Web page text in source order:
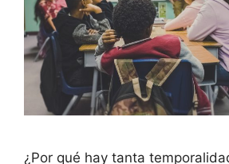
¿Por qué hay tanta